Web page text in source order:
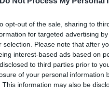
opt-out of the sale, sharing to
for targeted advertising
selection. Please note that after
interest-based ads based on
to third parties prior to
of your personal information
This information may also be
δεν έκοψαν το ρεύμα
περιπτώσεις
αλλά η έκθεση